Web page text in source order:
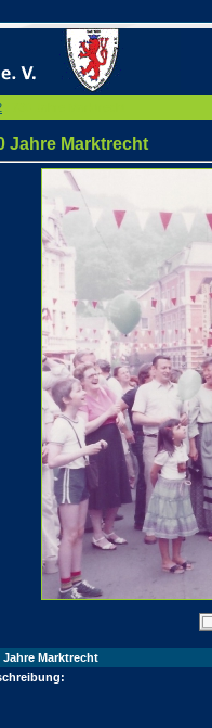
Jahre Marktrecht
Jahre Marktrecht